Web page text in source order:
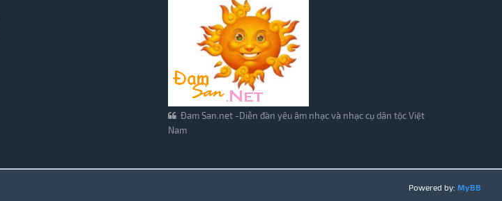
Đam San.net -Diễn đàn yêu âm nhạc và nhạc cụ dân tộc Việt
Nam
Powered by: MyBB